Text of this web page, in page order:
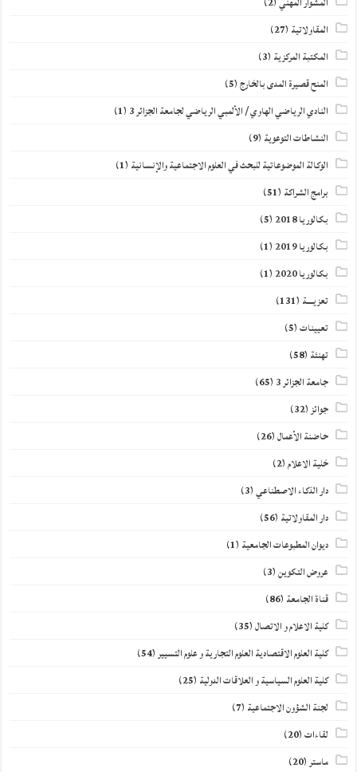
المقاولاتية (27)
المكتبة المركزية (3)
المنح قصيرة المدى بالخارج(5)
النادي الرياضي الهاوي / الألمبي الرياضي لجامعة الجزائر 3 (1)
النشاطات التوعوية (9)
الوكالة الموضوعاتية للبحث في العلوم الاجتماعية والإنسانية (1)
برامج الشراكة (51)
بكالوريا 2018
(5)
بكالوريا 2019
(1)
بكالوريا 2020
(1)
تعزيــــة (131)
تعيينات(5)
تهنئة (58)
جامعة الجزائر 3 (65)
جوائز(32)
حاضنة الأعمال(26)
خلية الاعلام(2)
دار الذكاء الاصطناعي(3)
دار المقاولاتية (56)
ديوان المطبوعات الجامعية (1)
عروض التكوين(3)
قناة الجامعة (86)
كلية الاعلام و الاتصال(35)
كلية العلوم الاقتصادية العلوم التجارية و علوم التسيير(54)
كلية العلوم السياسية و العلاقات الدولية (25)
لجنة الشؤون الاجتماعية (7)
لقاءات(20)
ماستر(20)